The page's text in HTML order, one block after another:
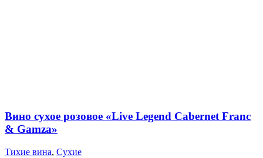
Вино сухое розовое «Live Legend Cabernet Franc
& Gamza»
Тихие вина, Сухие